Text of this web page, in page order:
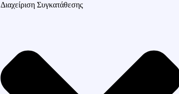
Διαχείριση Συγκατάθεσης